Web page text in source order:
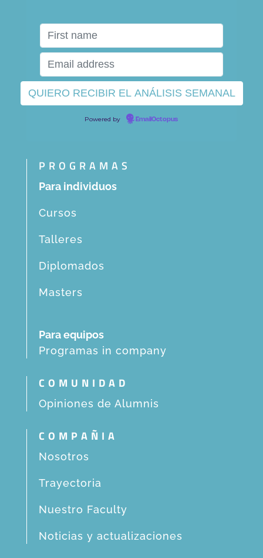
Powered by EmailOctopus
PROGRAMAS
Para individuos
Cursos
Talleres
Diplomados
Masters
Para equipos
Programas in company
COMUNIDAD
Opiniones de Alumnis
COMPAÑIA
Nosotros
Trayectoria
Nuestro Faculty
Noticias y actualizaciones